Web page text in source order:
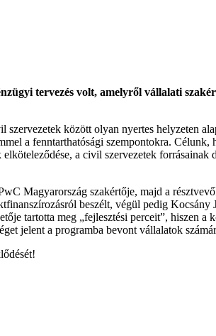
tervezés volt, amelyről vállalati
között olyan nyertes helyzeten
a fenntarthatósági szempontokra. Célunk,
a civil szervezetek forrásainak
Magyarország szakértője, majd a
beszélt, végül pedig Kocsány
tartotta meg „fejlesztési perceit”, hiszen a
jelent a programba bevont vállalatok